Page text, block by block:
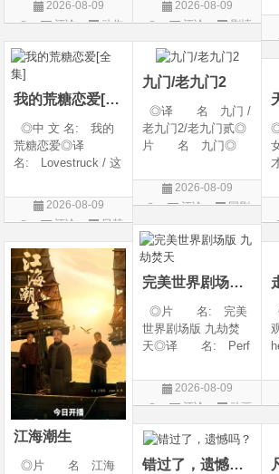
26◎产 地: 巴
作 / 科幻 / 惊悚 / 犯
罪 / 冒险◎语
2026-08-09
评论
动作
片
语普通话◎上映日
大陆网络)◎豆瓣链
接 https://movie.
2026-08-09
评论
剧情
片
我的荒糖恋爱[全集]
◎中 文 名: 我的
荒糖恋爱◎译
名: Lovestruck / 这
的爱情◎年 代:
2026◎产 地:
剧情 / 爱情◎语
言: 韩语◎上
2026-08-09
评论
日韩
剧
九门/老九门2
◎译 名 九门 /
老九门2/老九门贰◎
片 名 九门◎
产 地 中国大陆
◎类 别 剧情 /
言 汉语普通话◎上
映日期 2026-07
2026-08-09
评论
国剧
完美世界剧场版 九劫焚天
◎片 名: 完美
世界剧场版 九劫焚
天◎译 名: Perf
ne Calamities Burnin
g Heaven / Perfect
ribulations Incinerate
the H
2026-08-09
评论
动画
片
江海潮生
◎片 名 江海
错过了，遗憾吗？